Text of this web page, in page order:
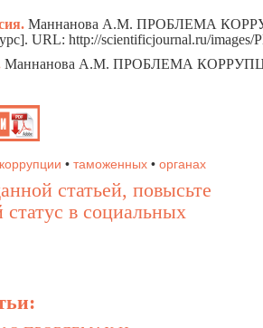
Маннанова А.М. ПРОБЛЕМА
URL: http://scientificjournal.ru/
Маннанова А.М. ПРОБЛЕМА
коррупции • таможенных • органах
статьей, повысьте
в социальных